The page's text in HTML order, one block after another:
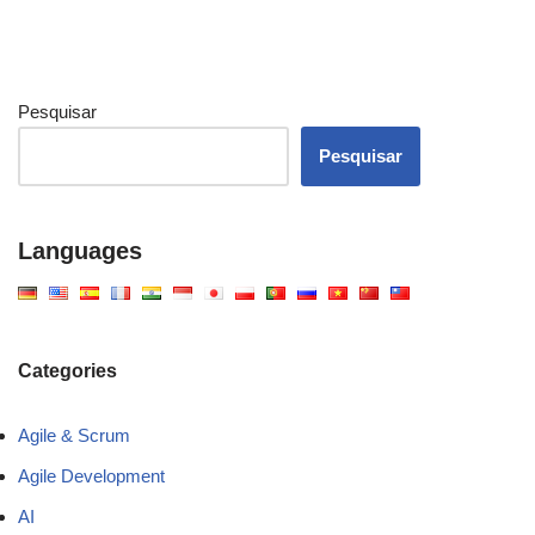
Pesquisar
Pesquisar
Languages
Categories
Agile & Scrum
Agile Development
AI